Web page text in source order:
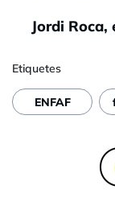
Jordi Roca,
Etiquetes
ENFAF